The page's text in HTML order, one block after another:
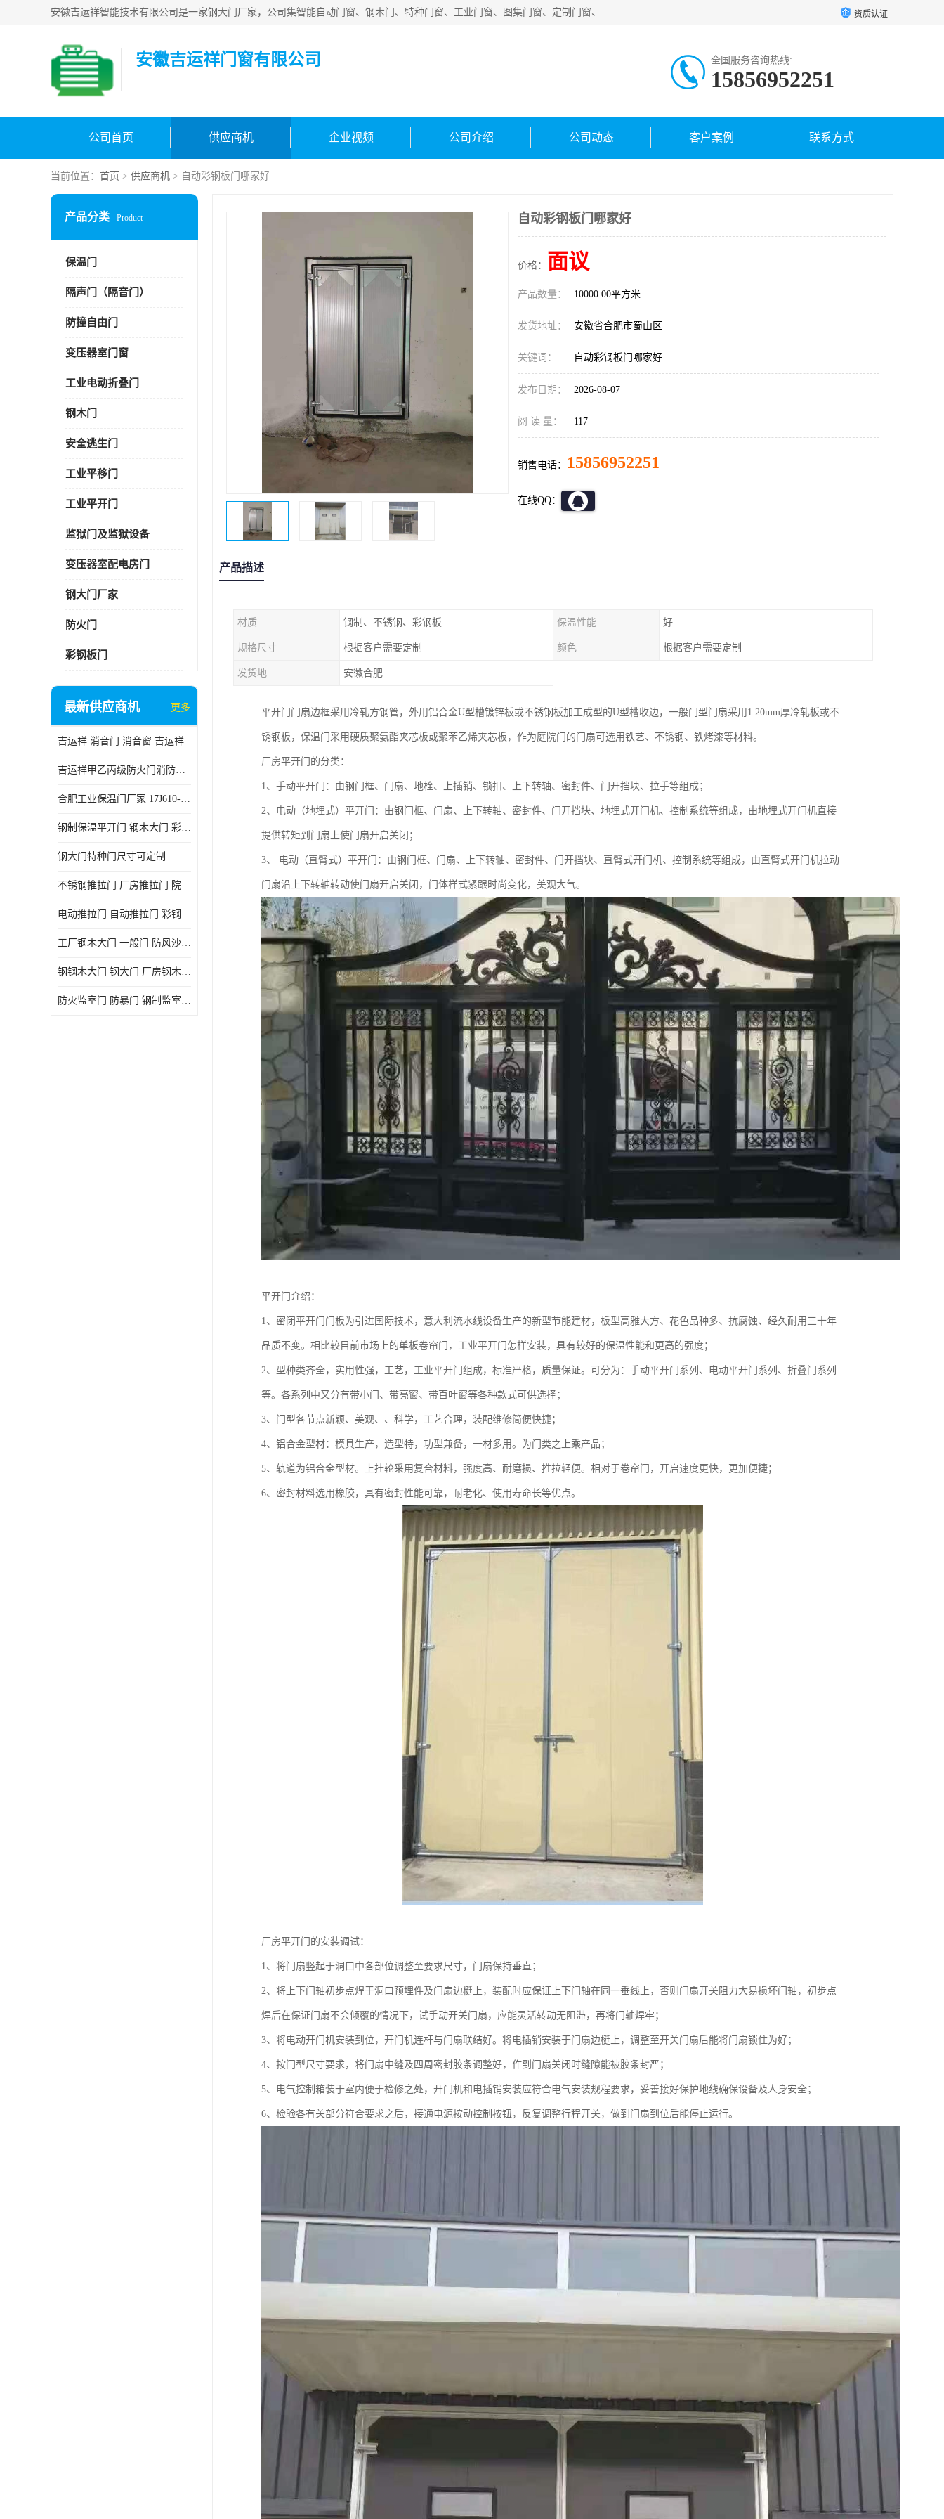
安徽吉运祥智能技术有限公司是一家钢大门厂家，公司集智能自动门窗、钢木门、特种门窗、工业门窗、图集门窗、定制门窗、非标门窗等通道产品的研发设计、制作、安装于一体的综合性、性高新技术企业。 资质认证
安徽吉运祥门窗有限公司 全国服务咨询热线:
15856952251
公司首页 供应商机 企业视频 公司介绍 公司动态 客户案例 联系方式
当前位置： 首页 > 供应商机 > 自动彩钢板门哪家好
产品分类 Product
保温门
隔声门（隔音门）
防撞自由门
变压器室门窗
工业电动折叠门
钢木门
安全逃生门
工业平移门
工业平开门
监狱门及监狱设备
变压器室配电房门
钢大门厂家
防火门
彩钢板门
最新供应商机 更多
吉运祥 消音门 消音窗 吉运祥
吉运祥甲乙丙级防火门消防门一门一证
合肥工业保温门厂家 17J610-1保温门
钢制保温平开门 钢木大门 彩钢复合板门
钢大门特种门尺寸可定制
不锈钢推拉门 厂房推拉门 院墙推拉门 工业电动推拉门
电动推拉门 自动推拉门 彩钢板推拉门 夹芯板推拉门
工厂钢木大门 一般门 防风沙 风砂）门 防严寒门
钢钢木大门 钢大门 厂房钢木大门 高铁站钢木大门
防火监室门 防暴门 钢制监室门 报警监舍门
自动彩钢板门哪家好
价格： 面议
产品数量： 10000.00平方米
发货地址： 安徽省合肥市蜀山区
关键词： 自动彩钢板门哪家好
发布日期： 2026-08-07
阅 读 量： 117
销售电话： 15856952251
在线QQ：
产品描述
材质 钢制、不锈钢、彩钢板 保温性能 好
规格尺寸 根据客户需要定制 颜色 根据客户需要定制
发货地 安徽合肥
平开门门扇边框采用冷轧方钢管，外用铝合金U型槽镀锌板或不锈钢板加工成型的U型槽收边，一般门型门扇采用1.20mm厚冷轧板或不
锈钢板，保温门采用硬质聚氨酯夹芯板或聚苯乙烯夹芯板，作为庭院门的门扇可选用铁艺、不锈钢、铁烤漆等材料。
厂房平开门的分类：
1、手动平开门：由钢门框、门扇、地栓、上插销、锁扣、上下转轴、密封件、门开挡块、拉手等组成；
2、电动（地埋式）平开门：由钢门框、门扇、上下转轴、密封件、门开挡块、地埋式开门机、控制系统等组成，由地埋式开门机直接
提供转矩到门扇上使门扇开启关闭；
3、 电动（直臂式）平开门：由钢门框、门扇、上下转轴、密封件、门开挡块、直臂式开门机、控制系统等组成，由直臂式开门机拉动
门扇沿上下转轴转动使门扇开启关闭，门体样式紧跟时尚变化，美观大气。
平开门介绍：
1、密闭平开门门板为引进国际技术，意大利流水线设备生产的新型节能建材，板型高雅大方、花色品种多、抗腐蚀、经久耐用三十年
品质不变。相比较目前市场上的单板卷帘门，工业平开门怎样安装，具有较好的保温性能和更高的强度；
2、型种类齐全，实用性强，工艺，工业平开门组成，标准严格，质量保证。可分为：手动平开门系列、电动平开门系列、折叠门系列
等。各系列中又分有带小门、带亮窗、带百叶窗等各种款式可供选择；
3、门型各节点新颖、美观、、科学，工艺合理，装配维修简便快捷；
4、铝合金型材：模具生产，造型特，功型兼备，一材多用。为门类之上乘产品；
5、轨道为铝合金型材。上挂轮采用复合材料，强度高、耐磨损、推拉轻便。相对于卷帘门，开启速度更快，更加便捷；
6、密封材料选用橡胶，具有密封性能可靠，耐老化、使用寿命长等优点。
厂房平开门的安装调试：
1、将门扇竖起于洞口中各部位调整至要求尺寸，门扇保持垂直；
2、将上下门轴初步点焊于洞口预埋件及门扇边梃上，装配时应保证上下门轴在同一垂线上，否则门扇开关阻力大易损坏门轴，初步点
焊后在保证门扇不会倾覆的情况下，试手动开关门扇，应能灵活转动无阻滞，再将门轴焊牢；
3、将电动开门机安装到位，开门机连杆与门扇联结好。将电插销安装于门扇边梃上，调整至开关门扇后能将门扇锁住为好；
4、按门型尺寸要求，将门扇中缝及四周密封胶条调整好，作到门扇关闭时缝隙能被胶条封严；
5、电气控制箱装于室内便于检修之处，开门机和电插销安装应符合电气安装规程要求，妥善接好保护地线确保设备及人身安全；
6、检验各有关部分符合要求之后，接通电源按动控制按钮，反复调整行程开关，做到门扇到位后能停止运行。